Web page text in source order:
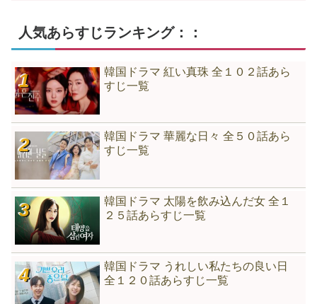
人気あらすじランキング：：
韓国ドラマ 紅い真珠 全１０２話あら
すじ一覧
韓国ドラマ 華麗な日々 全５０話あら
すじ一覧
韓国ドラマ 太陽を飲み込んだ女 全１
２５話あらすじ一覧
韓国ドラマ うれしい私たちの良い日
全１２０話あらすじ一覧